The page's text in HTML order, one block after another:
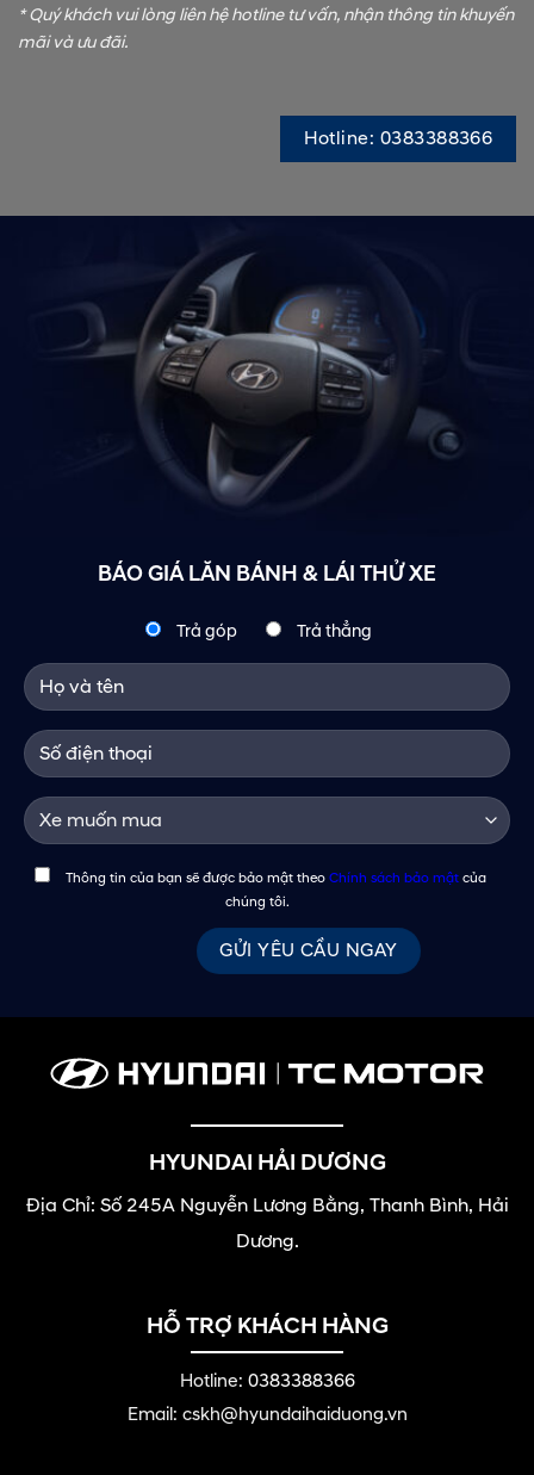
* Quý khách vui lòng liên hệ hotline tư vấn, nhận thông tin khuyến
mãi và ưu đãi.
Hotline: 0383388366
BÁO GIÁ LĂN BÁNH & LÁI THỬ XE
Trả góp Trả thẳng
Thông tin của bạn sẽ được bảo mật theo Chính sách bảo mậtcủa
chúng tôi.
HYUNDAI HẢI DƯƠNG
Địa Chỉ: Số 245A Nguyễn Lương Bằng, Thanh Bình, Hải
Dương.
HỖ TRỢ KHÁCH HÀNG
Hotline: 0383388366
Email: cskh@hyundaihaiduong.vn